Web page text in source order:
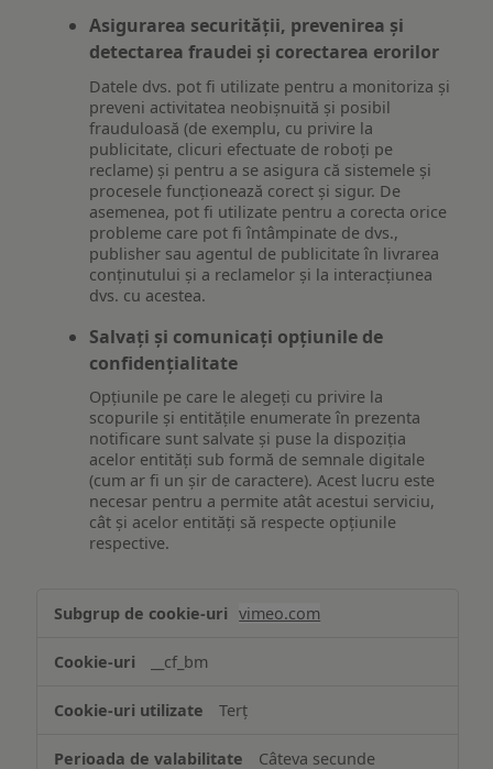
Asigurarea securității, prevenirea și
detectarea fraudei și corectarea erorilor
Datele dvs. pot fi utilizate pentru a monitoriza și
preveni activitatea neobișnuită și posibil
frauduloasă (de exemplu, cu privire la
publicitate, clicuri efectuate de roboți pe
reclame) și pentru a se asigura că sistemele și
procesele funcționează corect și sigur. De
asemenea, pot fi utilizate pentru a corecta orice
probleme care pot fi întâmpinate de dvs.,
publisher sau agentul de publicitate în livrarea
conținutului și a reclamelor și la interacțiunea
dvs. cu acestea.
Salvați și comunicați opțiunile de
confidențialitate
Opțiunile pe care le alegeți cu privire la
scopurile și entitățile enumerate în prezenta
notificare sunt salvate și puse la dispoziția
acelor entități sub formă de semnale digitale
(cum ar fi un șir de caractere). Acest lucru este
necesar pentru a permite atât acestui serviciu,
cât și acelor entități să respecte opțiunile
respective.
Asigurarea
funcționalităților
website-
ului
vimeo.com
__cf_bm
Terț
Câteva secunde